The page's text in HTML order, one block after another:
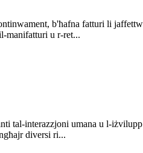
b'ħafna fatturi li
manifatturi u r-ret...
tal-interazzjoni umana u l-
diversi ri...